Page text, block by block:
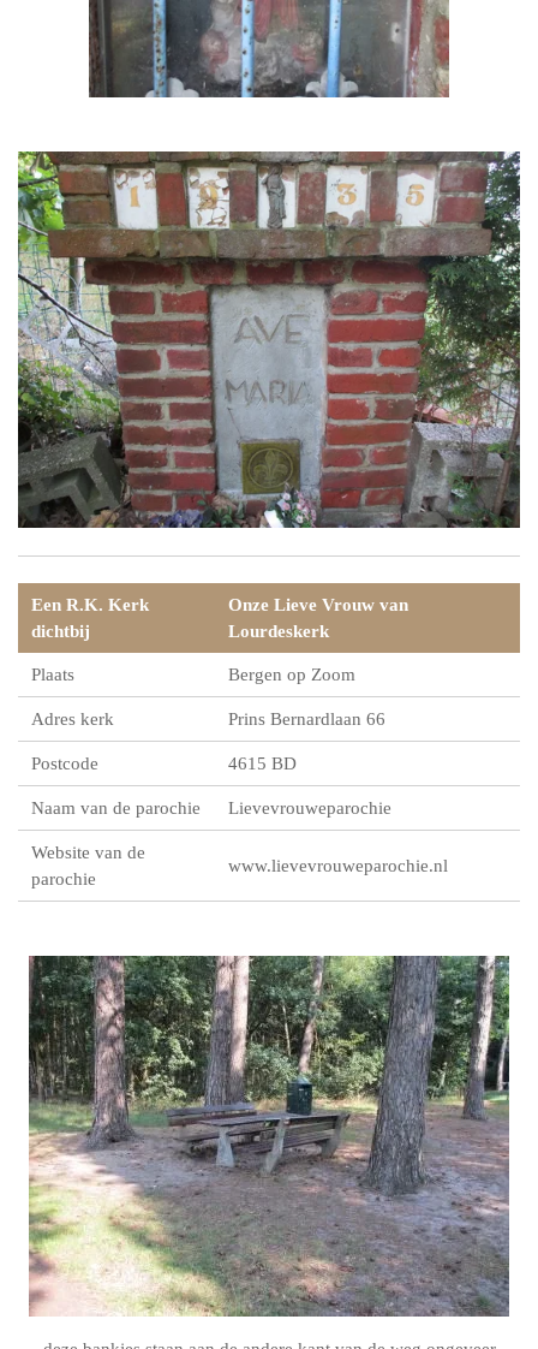
Een R.K. Kerk
dichtbij
Onze Lieve Vrouw van
Lourdeskerk
Plaats Bergen op Zoom
Adres kerk Prins Bernardlaan 66
Postcode 4615 BD
Naam van de parochie Lievevrouweparochie
Website van de
parochie
www.lievevrouweparochie.nl